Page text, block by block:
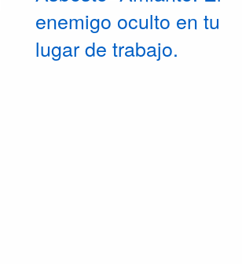
enemigo oculto en tu
lugar de trabajo.